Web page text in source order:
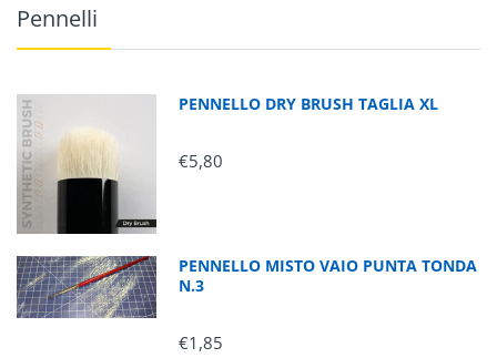
Pennelli
PENNELLO DRY BRUSH TAGLIA XL
€5,80
PENNELLO MISTO VAIO PUNTA TONDA
N.3
€1,85